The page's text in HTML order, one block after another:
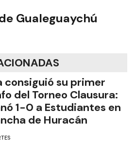
Gualeguaychú
consiguió su primer
del Torneo Clausura:
1-0 a Estudiantes en
de Huracán